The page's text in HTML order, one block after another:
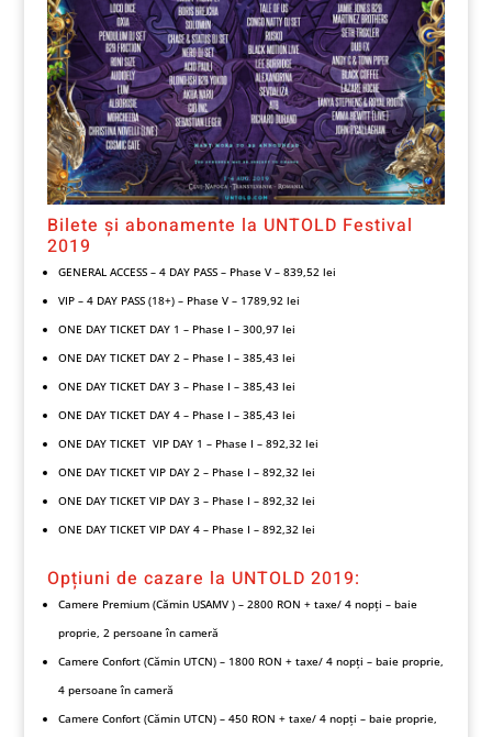
Bilete și abonamente la UNTOLD Festival
2019
GENERAL ACCESS – 4 DAY PASS – Phase V – 839,52 lei
VIP – 4 DAY PASS (18+) – Phase V – 1789,92 lei
ONE DAY TICKET DAY 1 – Phase I – 300,97 lei
ONE DAY TICKET DAY 2 – Phase I – 385,43 lei
ONE DAY TICKET DAY 3 – Phase I – 385,43 lei
ONE DAY TICKET DAY 4 – Phase I – 385,43 lei
ONE DAY TICKET VIP DAY 1 – Phase I – 892,32 lei
ONE DAY TICKET VIP DAY 2 – Phase I – 892,32 lei
ONE DAY TICKET VIP DAY 3 – Phase I – 892,32 lei
ONE DAY TICKET VIP DAY 4 – Phase I – 892,32 lei
Opțiuni de cazare la UNTOLD 2019:
Camere Premium (Cămin USAMV ) – 2800 RON + taxe/ 4 nopți – baie
proprie, 2 persoane în cameră
Camere Confort (Cămin UTCN) – 1800 RON + taxe/ 4 nopți – baie proprie,
4 persoane în cameră
Camere Confort (Cămin UTCN) – 450 RON + taxe/ 4 nopți – baie proprie,